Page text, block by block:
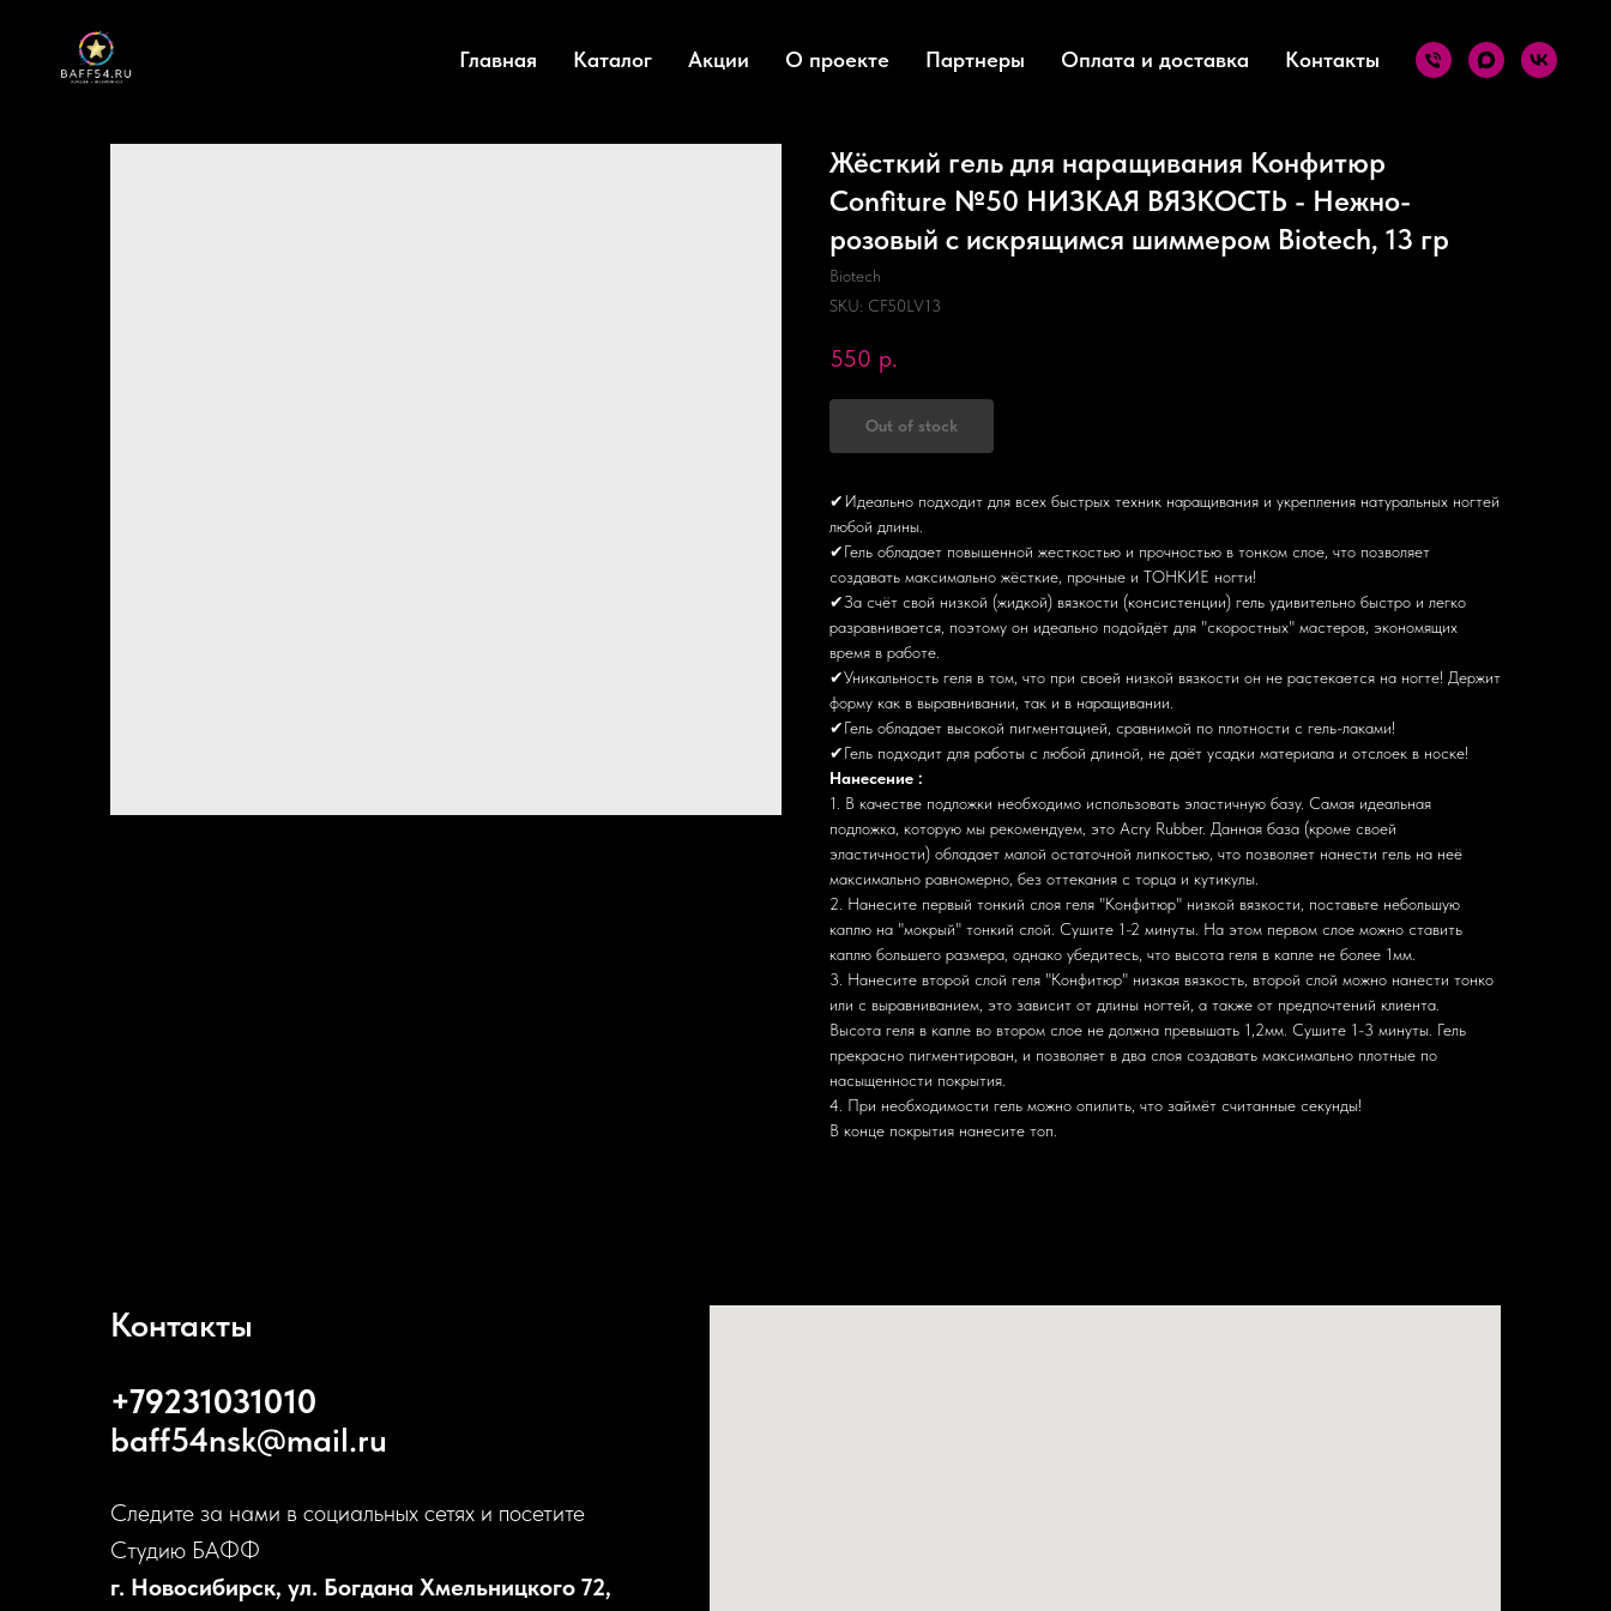
Главная Каталог Акции О проекте Партнеры Оплата и доставка Контакты
Жёсткий гель для наращивания Конфитюр
Confiture №50 НИЗКАЯ ВЯЗКОСТЬ - Нежно-
розовый с искрящимся шиммером Biotech, 13 гр
Biotech
SKU: CF50LV13
550 р.
Out of stock
✔Идеально подходит для всех быстрых техник наращивания и укрепления натуральных ногтей
любой длины.
✔Гель обладает повышенной жесткостью и прочностью в тонком слое, что позволяет
создавать максимально жёсткие, прочные и ТОНКИЕ ногти!
✔За счёт свой низкой (жидкой) вязкости (консистенции) гель удивительно быстро и легко
разравнивается, поэтому он идеально подойдёт для "скоростных" мастеров, экономящих
время в работе.
✔Уникальность геля в том, что при своей низкой вязкости он не растекается на ногте! Держит
форму как в выравнивании, так и в наращивании.
✔Гель обладает высокой пигментацией, сравнимой по плотности с гель-лаками!
✔Гель подходит для работы с любой длиной, не даёт усадки материала и отслоек в носке!
Нанесение :
1. В качестве подложки необходимо использовать эластичную базу. Самая идеальная
подложка, которую мы рекомендуем, это Acry Rubber. Данная база (кроме своей
эластичности) обладает малой остаточной липкостью, что позволяет нанести гель на неё
максимально равномерно, без оттекания с торца и кутикулы.
2. Нанесите первый тонкий слоя геля "Конфитюр" низкой вязкости, поставьте небольшую
каплю на "мокрый" тонкий слой. Сушите 1-2 минуты. На этом первом слое можно ставить
каплю большего размера, однако убедитесь, что высота геля в капле не более 1мм.
3. Нанесите второй слой геля "Конфитюр" низкая вязкость, второй слой можно нанести тонко
или с выравниванием, это зависит от длины ногтей, а также от предпочтений клиента.
Высота геля в капле во втором слое не должна превышать 1,2мм. Сушите 1-3 минуты. Гель
прекрасно пигментирован, и позволяет в два слоя создавать максимально плотные по
насыщенности покрытия.
4. При необходимости гель можно опилить, что займёт считанные секунды!
В конце покрытия нанесите топ.
Контакты
+79231031010
baff54nsk@mail.ru
Следите за нами в социальных сетях и посетите
Студию БАФФ
г. Новосибирск, ул. Богдана Хмельницкого 72,